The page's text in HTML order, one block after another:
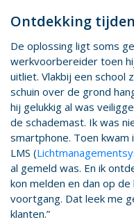
Ont­dek­king
De oplossing ligt soms
werkvoorbereider toen
uitliet. Vlakbij een school
schuin over de grond
hij gelukkig al was
de schademast. Ik was
smartphone. Toen
LMS (
al gemeld was. En ik
kon melden en dan op
voortgang. Dat leek me
klanten.”